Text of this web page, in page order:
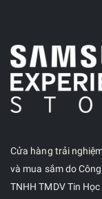
Cửa hàng trải
và mua sắm do
TNHH TMDV Tin